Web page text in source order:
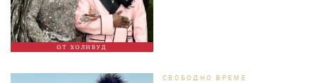
ОТ ХОЛИВУД
СВОБОДНО ВРЕМЕ